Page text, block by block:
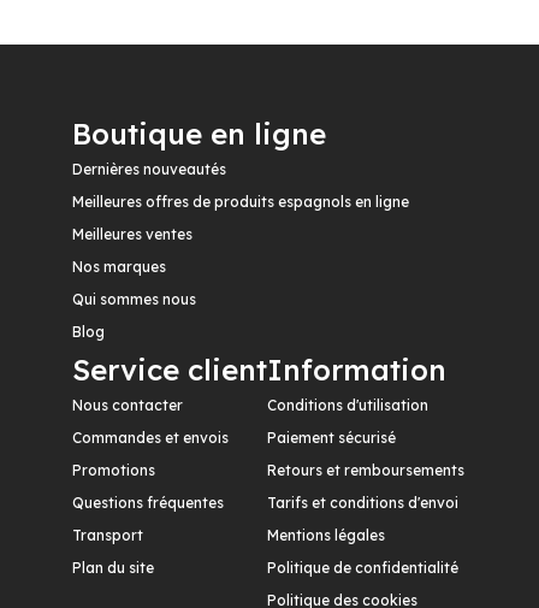
Boutique en ligne
Dernières nouveautés
Meilleures offres de produits espagnols en ligne
Meilleures ventes
Nos marques
Qui sommes nous
Blog
Service client
Nous contacter
Commandes et envois
Promotions
Questions fréquentes
Transport
Plan du site
Information
Conditions d'utilisation
Paiement sécurisé
Retours et remboursements
Tarifs et conditions d'envoi
Mentions légales
Politique de confidentialité
Politique des cookies